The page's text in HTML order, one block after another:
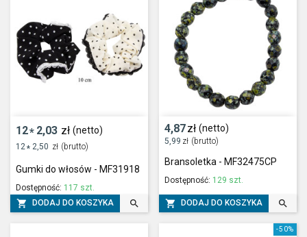
12* 2,03 zł (netto)
12* 2,50 zł (brutto)
Gumki do włosów - MF31918
Dostępność: 117 szt.
 DODAJ DO KOSZYKA 
4,87zł (netto)
5,99 zł (brutto)
Bransoletka - MF32475CP
Dostępność: 129 szt.
 DODAJ DO KOSZYKA 
-50%